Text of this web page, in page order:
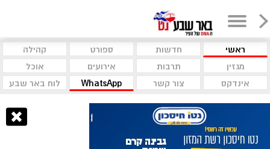
ראשי חדשות ספורט
קהילה
מגזין
תרבות אירועים
אוכל
אינדקס
צור קשר WhatsApp לוח באר שבע